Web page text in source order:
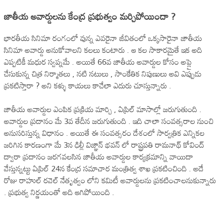
జాతీయ అవార్డులను కేంద్ర ప్రభుత్వం మర్చిపోయిందా ?
భారతీయ సినిమా రంగంలో వున్న ఎవరైనా జీవితంలో ఒక్కసారైనా జాతీయ
సినిమా అవార్డు అనుకోవాలని కలలు కంటారు . ఆ కల సాకారమైతే ఇక అది
ఎప్పటికీ మధుర స్వప్నమే . అయితే 66వ జాతీయ అవార్డుల కోసం అప్లై
చేసుకున్న చిత్ర నిర్మాతలు , నటి నటులు , సాంకేతిక నిపుణులు అవి ఎప్పుడు
ప్రకటిస్తారా ? అని కళ్ళు కాయలు కాచేలా ఎదురు చూస్తున్నారు .
జాతీయ అవార్డుల ఎంపిక ప్రక్రియ మార్చి , ఏప్రిల్ మాసాల్లో జరుగుతుంది .
అవార్డుల ప్రదానం మే 3వ తేదీన జరుగుతుంది . ఇది చాలా సంవత్సరాల నుంచి
అనుసరిస్తున్న విధానం . అయితే ఈ సంవత్సరం దేశంలో సార్వత్రిక ఎన్నికల
జరిగిన కారణంగా మే 3న ఢిల్లీ విజ్ఞాన్ భవన్ లో రాష్ట్రపతి రామనాథ్ కోవింద్
ద్వారా ప్రదానం జరగవలసిన జాతీయ అవార్డుల కార్యక్రమాన్ని వాయిదా
వేస్తున్నట్టు ఏప్రిల్ 24న కేంద్ర సమాచార మంత్రిత్వ శాఖ ప్రకటించింది . అదే
రోజు రాహుల్ రవెల్ నేతృత్వం లోని కమిటీ అవార్డులను ప్రకటించాలనుకున్నారు
. ప్రభుత్వ నిర్ణయంతో అది ఆగిపోయింది .